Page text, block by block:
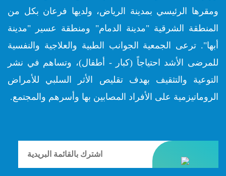
ومقرها الرئيسي بمدينة الرياض، ولديها فرعان بكل من
المنطقة الشرقية "مدينة الدمام" ومنطقة عسير "مدينة
أبها". ترعى الجمعية الجوانب الطبية والعلاجية والنفسية
للمرضى الأشد احتياجاً (كبار - أطفال)، وتساهم في نشر
التوعية والتثقيف بهدف تقليص الأثر السلبي للأمراض
الروماتيزمية على الأفراد المصابين بها وأسرهم والمجتمع.